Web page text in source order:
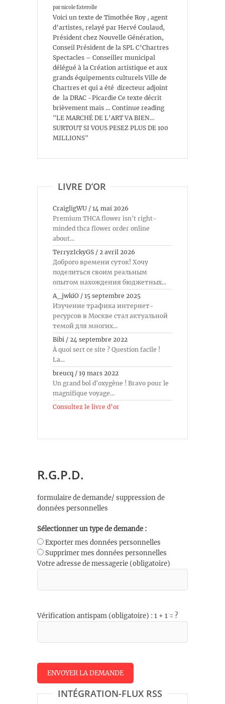
par nicole Esterolle
Voici un texte de Timothée Roy , agent
d’artistes, relayé par Hervé Coulaud,
Président chez Nouvelle Génération,
Conseil Président de la SPL C’Chartres
Spectacles – Conseiller municipal
délégué à la Création artistique et aux
grands équipements culturels Ville de
Chartres et qui a été directeur adjoint
de la DRAC -Picardie Ce texte décrit
brièvement mais … Continue reading
"LE MARCHÉ DE L’ART VA BIEN…
SURTOUT SI VOUS PESEZ PLUS DE 100
MILLIONS"
LIVRE D’OR
CraigligWU / 14 mai 2026
Premium THCA flower isn't right-
minded thca flower order online
about...
TerryzIckyGS / 2 avril 2026
Доброго времени суток! Хочу
поделиться своим реальным
опытом нахождения бюджетных...
A_jwkiO / 15 septembre 2025
Изучение трафика интернет-
ресурсов в Москве стал актуальной
темой для многих...
Bibi / 24 septembre 2022
À quoi sert ce site ? Question facile !
La...
breucq / 19 mars 2022
Un grand bol d'oxygène ! Bravo pour le
magnifique voyage...
Consultez le livre d’or
R.G.P.D.
formulaire de demande/ suppression de
données personnelles
Sélectionner un type de demande :
Exporter mes données personnelles
Supprimer mes données personnelles
Votre adresse de messagerie (obligatoire)
Vérification antispam (obligatoire) : 1 + 1 = ?
INTÉGRATION-FLUX RSS